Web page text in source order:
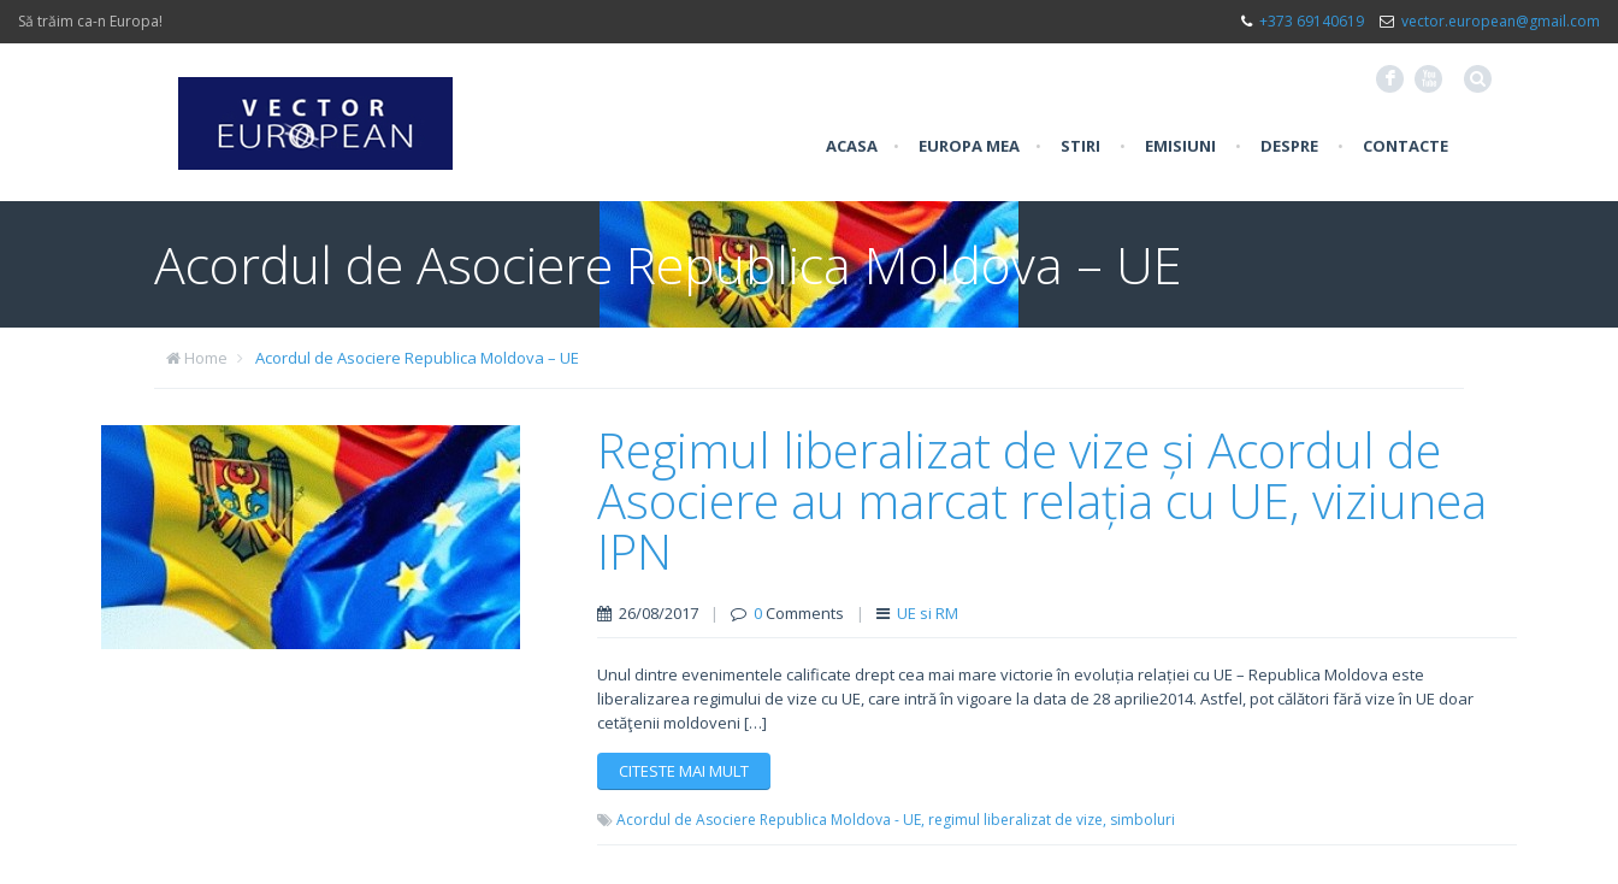
Să trăim ca-n Europa! +373 69140619 vector.european@gmail.com
F X
ACASA • EUROPA MEA • STIRI • EMISIUNI • DESPRE • CONTACTE
Acordul de Asociere Republica Moldova – UE
Home Acordul de Asociere Republica Moldova – UE
Regimul liberalizat de vize și Acordul de
Asociere au marcat relația cu UE, viziunea
IPN
26/08/2017 | 0Comments | UE si RM
Unul dintre evenimentele calificate drept cea mai mare victorie în evoluția relației cu UE – Republica Moldova este
liberalizarea regimului de vize cu UE, care intră în vigoare la data de 28 aprilie2014. Astfel, pot călători fără vize în UE doar
cetăţenii moldoveni […]
CITESTE MAI MULT
Acordul de Asociere Republica Moldova - UE, regimul liberalizat de vize, simboluri